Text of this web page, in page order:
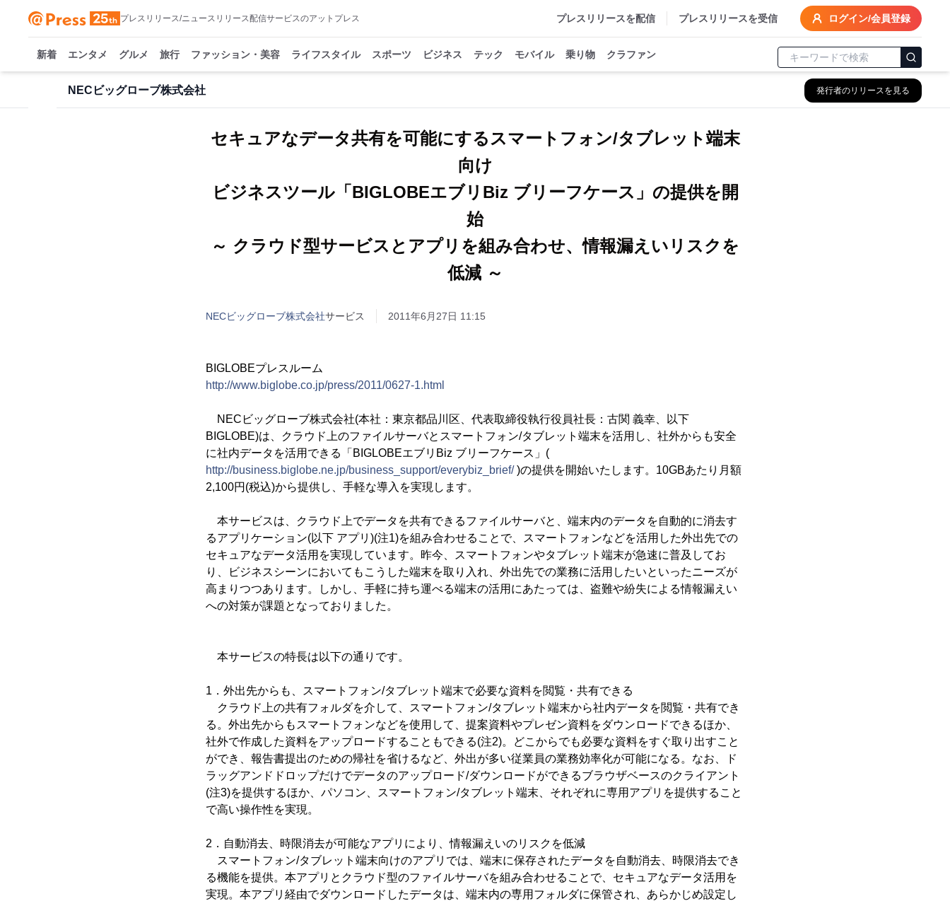
プレスリリース/ニュースリリース配信サービスのアットプレス プレスリリースを配信 プレスリリースを受信 ログイン/会員登録
新着 エンタメ グルメ 旅行 ファッション・美容 ライフスタイル スポーツ ビジネス テック モバイル 乗り物 クラファン
NECビッグローブ株式会社 発行者のリリースを見る
セキュアなデータ共有を可能にするスマートフォン/タブレット端末
向け
ビジネスツール「BIGLOBEエブリBiz ブリーフケース」の提供を開
始
～ クラウド型サービスとアプリを組み合わせ、情報漏えいリスクを
低減 ～
NECビッグローブ株式会社サービス 2011年6月27日 11:15
BIGLOBEプレスルーム
http://www.biglobe.co.jp/press/2011/0627-1.html
NECビッグローブ株式会社(本社：東京都品川区、代表取締役執行役員社長：古関 義幸、以下
BIGLOBE)は、クラウド上のファイルサーバとスマートフォン/タブレット端末を活用し、社外からも安全
に社内データを活用できる「BIGLOBEエブリBiz ブリーフケース」(
http://business.biglobe.ne.jp/business_support/everybiz_brief/)の提供を開始いたします。10GBあたり月額
2,100円(税込)から提供し、手軽な導入を実現します。
本サービスは、クラウド上でデータを共有できるファイルサーバと、端末内のデータを自動的に消去す
るアプリケーション(以下 アプリ)(注1)を組み合わせることで、スマートフォンなどを活用した外出先での
セキュアなデータ活用を実現しています。昨今、スマートフォンやタブレット端末が急速に普及してお
り、ビジネスシーンにおいてもこうした端末を取り入れ、外出先での業務に活用したいといったニーズが
高まりつつあります。しかし、手軽に持ち運べる端末の活用にあたっては、盗難や紛失による情報漏えい
への対策が課題となっておりました。
本サービスの特長は以下の通りです。
1．外出先からも、スマートフォン/タブレット端末で必要な資料を閲覧・共有できる
クラウド上の共有フォルダを介して、スマートフォン/タブレット端末から社内データを閲覧・共有でき
る。外出先からもスマートフォンなどを使用して、提案資料やプレゼン資料をダウンロードできるほか、
社外で作成した資料をアップロードすることもできる(注2)。どこからでも必要な資料をすぐ取り出すこと
ができ、報告書提出のための帰社を省けるなど、外出が多い従業員の業務効率化が可能になる。なお、ド
ラッグアンドドロップだけでデータのアップロード/ダウンロードができるブラウザベースのクライアント
(注3)を提供するほか、パソコン、スマートフォン/タブレット端末、それぞれに専用アプリを提供すること
で高い操作性を実現。
2．自動消去、時限消去が可能なアプリにより、情報漏えいのリスクを低減
スマートフォン/タブレット端末向けのアプリでは、端末に保存されたデータを自動消去、時限消去でき
る機能を提供。本アプリとクラウド型のファイルサーバを組み合わせることで、セキュアなデータ活用を
実現。本アプリ経由でダウンロードしたデータは、端末内の専用フォルダに保管され、あらかじめ設定し